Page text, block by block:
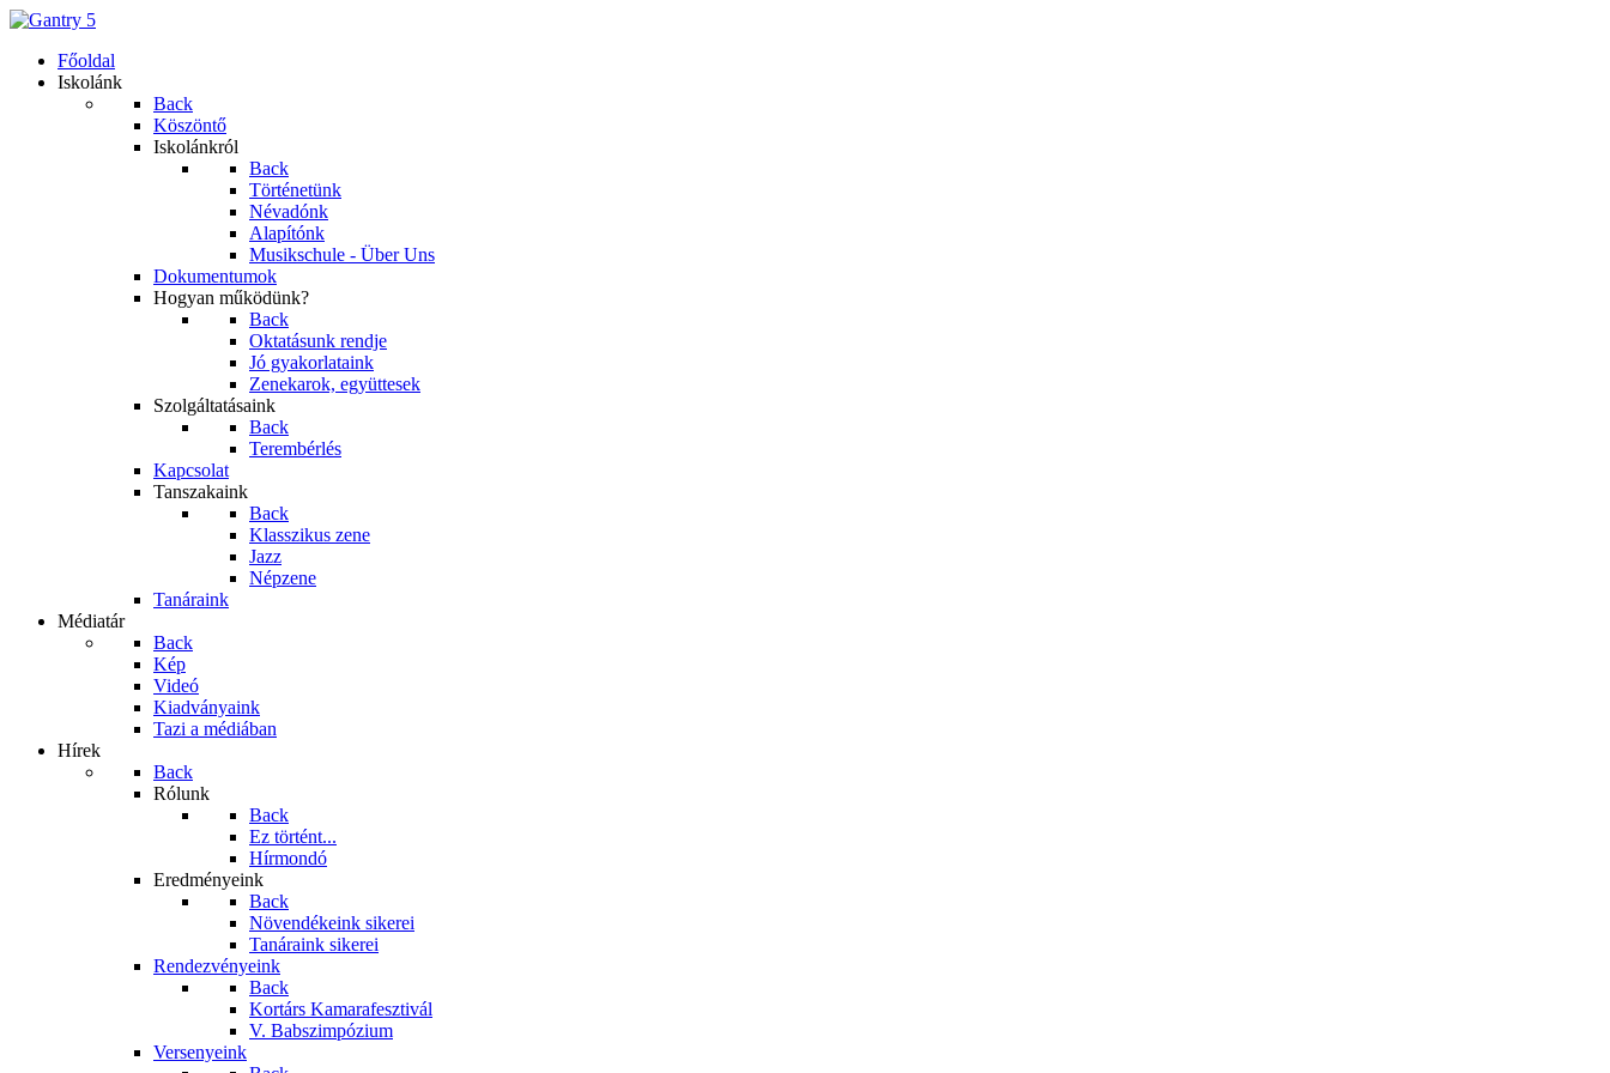
Főoldal
Iskolánk
Back
Köszöntő
Iskolánkról
Back
Történetünk
Névadónk
Alapítónk
Musikschule - Über Uns
Dokumentumok
Hogyan működünk?
Back
Oktatásunk rendje
Jó gyakorlataink
Zenekarok, együttesek
Szolgáltatásaink
Back
Terembérlés
Kapcsolat
Tanszakaink
Back
Klasszikus zene
Jazz
Népzene
Tanáraink
Médiatár
Back
Kép
Videó
Kiadványaink
Tazi a médiában
Hírek
Back
Rólunk
Back
Ez történt...
Hírmondó
Eredményeink
Back
Növendékeink sikerei
Tanáraink sikerei
Rendezvényeink
Back
Kortárs Kamarafesztivál
V. Babszimpózium
Versenyeink